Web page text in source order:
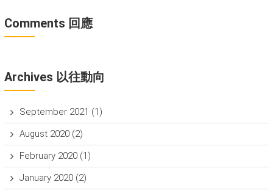
Comments 回應
Archives 以往動向
September 2021 (1)
August 2020(2)
February 2020(1)
January 2020(2)